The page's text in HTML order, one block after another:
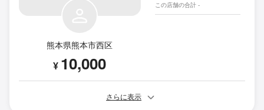
熊本県熊本市西区
¥ 10,000
この店舗の合計 -
さらに表示